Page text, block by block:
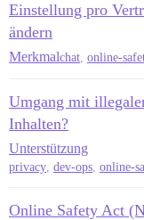
Einstellung pro
ändern
Merkmalchat online-
Umgang mit
Inhalten?
Unterstützung
privacy, dev-ops, online-
Online Safety Act